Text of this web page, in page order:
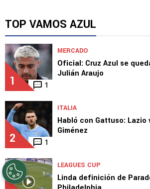
Proponen que Paradela sea
Selección Mexicana
TOP VAMOS AZUL
1 1
Oficial: Cruz Azul se
Julián Araujo
2
Habló con Gattuso: Lazio
Giménez